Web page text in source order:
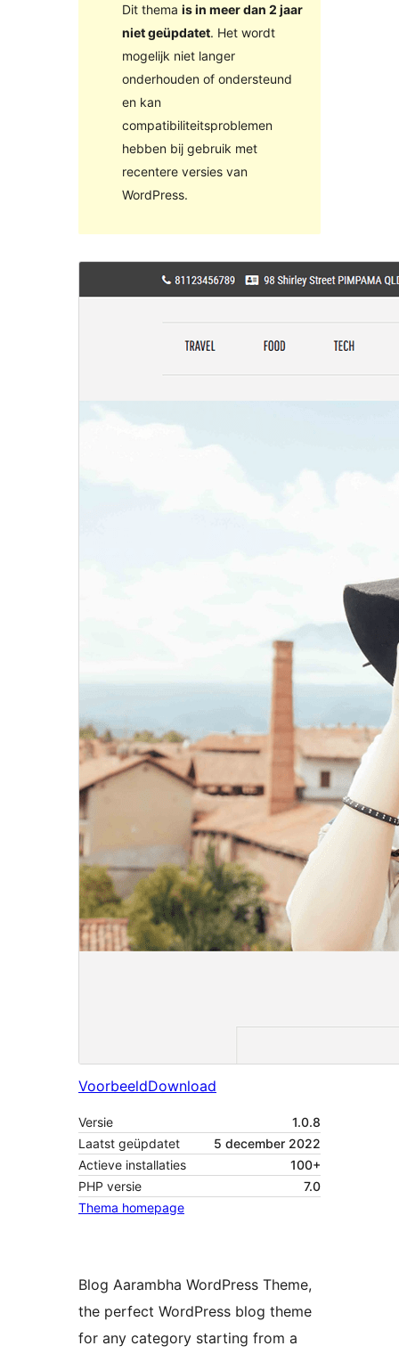
Dit thema is in meer dan 2 jaar
niet geüpdatet. Het wordt
mogelijk niet langer
onderhouden of ondersteund
en kan
compatibiliteitsproblemen
hebben bij gebruik met
recentere versies van
WordPress.
VoorbeeldDownload
Versie
1.0.8
Laatst geüpdatet
5 december 2022
Actieve installaties
100+
PHP versie
7.0
Thema homepage
Blog Aarambha WordPress Theme,
the perfect WordPress blog theme
for any category starting from a